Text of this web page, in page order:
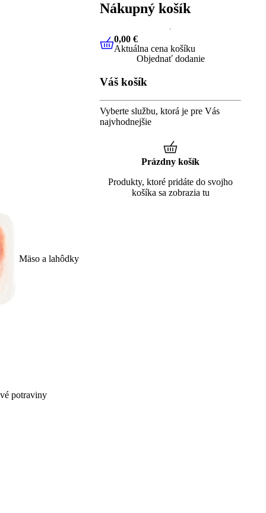
Mäso a lahôdky
potraviny
Nákupný košík
0,00 €Aktuálna cena košíku
0,00 €
Aktuálna cena košíku
Objednať dodanie
Váš košík
Vyberte službu, ktorá je pre Vás
najvhodnejšie
Prázdny košík
Produkty, ktoré pridáte do svojho
košíka sa zobrazia tu